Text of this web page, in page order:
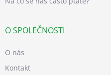
O SPOLEČNOSTI
O nás
Kontakt